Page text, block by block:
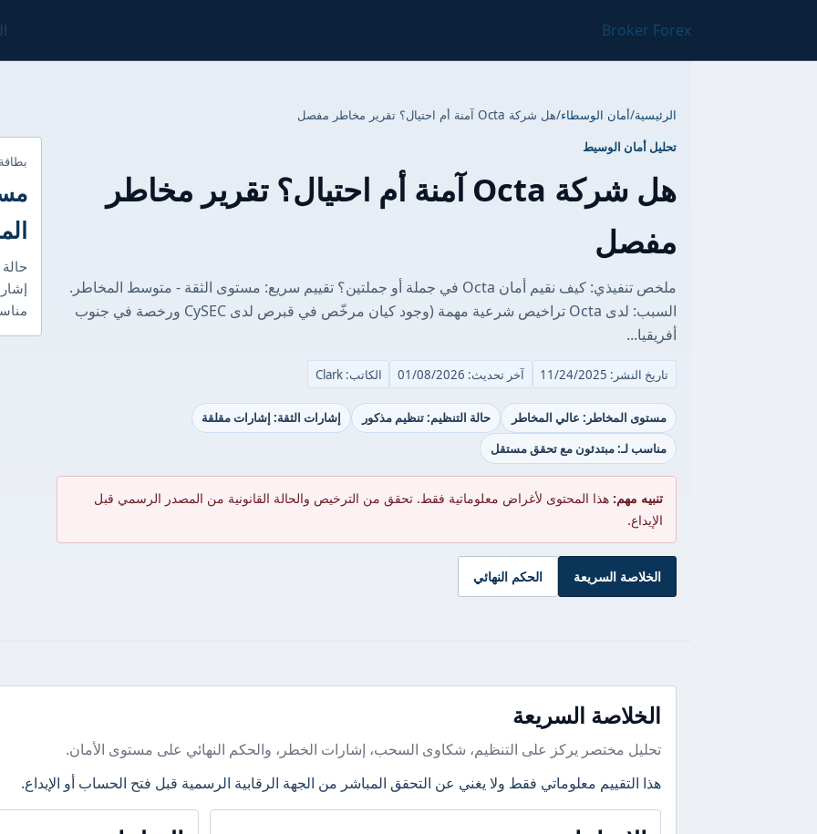
Broker Forex
الرئيسية/أمان الوسطاء/هل شركة Octa آمنة أم احتيال؟ تقرير مخاطر مفصل
تحليل أمان الوسيط
هل شركة Octa آمنة أم احتيال؟ تقرير مخاطر
مفصل
ملخص تنفيذي: كيف نقيم أمان Octa في جملة أو جملتين؟ تقييم سريع: مستوى الثقة - متوسط المخاطر.
السبب: لدى Octa تراخيص شرعية مهمة (وجود كيان مرخّص في قبرص لدى CySEC ورخصة في جنوب
أفريقيا...
تاريخ النشر: 11/24/2025 آخر تحديث: 01/08/2026 الكاتب: Clark
مستوى المخاطر: عالي المخاطر حالة التنظيم: تنظيم مذكور
إشارات الثقة: إشارات مقلقة
مناسب لـ: مبتدئون مع تحقق مستقل
تنبيه مهم: هذا المحتوى لأغراض معلوماتية فقط. تحقق من الترخيص والحالة القانونية من المصدر الرسمي قبل
الإيداع.
الخلاصة السريعة الحكم النهائي
الخلاصة السريعة
تحليل مختصر يركز على التنظيم، شكاوى السحب، إشارات الخطر، والحكم النهائي على مستوى الأمان.
هذا التقييم معلوماتي فقط ولا يغني عن التحقق المباشر من الجهة الرقابية الرسمية قبل فتح الحساب أو الإيداع.